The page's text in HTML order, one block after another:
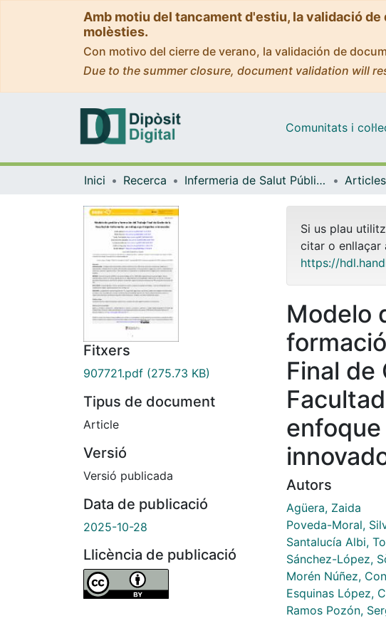
Amb motiu del tancament d'estiu, la validació
molèsties.
Con motivo del cierre de verano, la validación de
Due to the summer closure, document validation will
Comunitats i
Inici Recerca Infermeria de Salut Pública, Salut Mental i Maternoinfantil
Fitxers
907721.pdf (275.73 KB)
Tipus de document
Article
Versió
Versió publicada
Data de publicació
2025-10-28
Llicència de publicació
Si us plau
citar o enllaçar
https://
Modelo
Final de
Autors
Agüera, Zaida
Poveda-Moral,
Santalucía Albi,
Sánchez-López,
Morén Núñez,
Esquinas López,
Ramos Pozón,